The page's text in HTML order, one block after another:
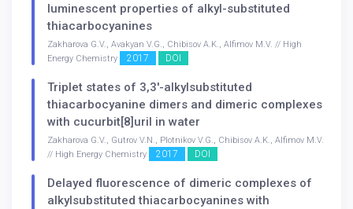
luminescent properties of alkyl-substituted
thiacarbocyanines
Zakharova G.V., Avakyan V.G., Chibisov A.K., Alfimov M.V. // High
Energy Chemistry
2017 DOI
Triplet states of 3,3′-alkylsubstituted
thiacarbocyanine dimers and dimeric complexes
with cucurbit[8]uril in water
Zakharova G.V., Gutrov V.N., Plotnikov V.G., Chibisov A.K., Alfimov M.V.
// High Energy Chemistry
2017 DOI
Delayed fluorescence of dimeric complexes of
alkylsubstituted thiacarbocyanines with